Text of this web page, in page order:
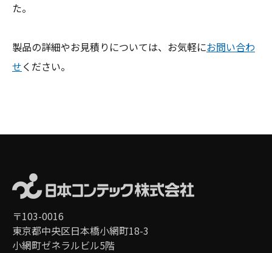
た。
製品の詳細やお見積りについては、お気軽にお問い合わ
せください。
〒103-0016
東京都中央区日本橋小網町18-3
小網町ゼネラルビル5階